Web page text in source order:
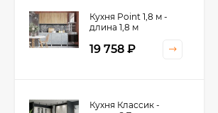
Смесители
Кухня Point 1,8 м -
длина 1,8 м
19 758 ₽
Кухня Классик -
Кухня Принцесса -
длина 2,4 м
38 767₽
Кухня Оптима - длина